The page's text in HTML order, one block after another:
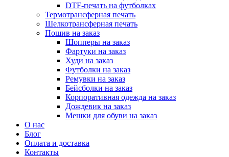
DTF-печать на футболках
Термотрансферная печать
Шелкотрансферная печать
Пошив на заказ
Шопперы на заказ
Фартуки на заказ
Худи на заказ
Футболки на заказ
Ремувки на заказ
Бейсболки на заказ
Корпоративная одежда на заказ
Дождевик на заказ
Мешки для обуви на заказ
О нас
Блог
Оплата и доставка
Контакты